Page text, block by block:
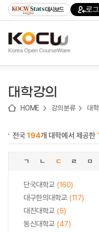
기
기
기
content)
가
대시보드 로
대학강의
HOME 강의분류 대
전국194개 대학에서 제공한
ㄱ ㄴ ㄷ ㄹ ㅁ
단국대학교 (160)
대구한의대학교 (117)
대진대학교 (5)
동신대학교 (47)